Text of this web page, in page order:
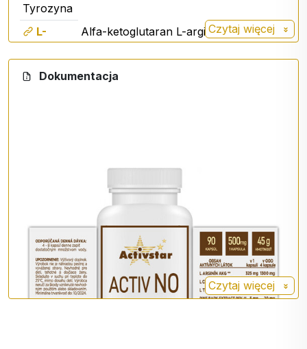
Tyrozyna
L-
Alfa-ketoglutaran L-argininy jest
argininy. Aminokwas, który bierze
dba o dobrą kondycję układu
sercowo-naczyniowego.
Jabłczan
cytruliny
DL
Znacznie poprawia krążenie krwi w
mięśniach, tkankach miękkich, pomaga
mężczyznom szybciej osiągnąć
erekcję, rozszerza naczynia
krwionośne i dostarcza energii, obniża
Czytaj więcej
Dokumentacja
Czytaj więcej